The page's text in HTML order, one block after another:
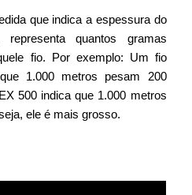
que indica a espessura do
quantos gramas
fio. Por exemplo: Um fio
1.000 metros pesam 200
500 indica que 1.000 metros
ele é mais grosso.